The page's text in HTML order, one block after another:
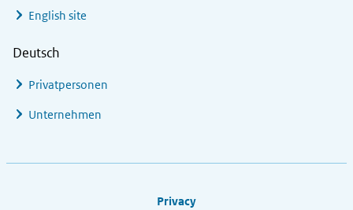
English site
Deutsch
Privatpersonen
Unternehmen
Privacy